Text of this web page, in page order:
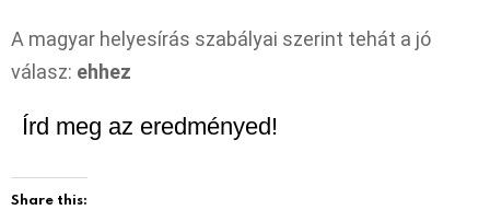
A magyar helyesírás szabályai szerint tehát a jó
válasz: ehhez
Írd meg az eredményed!
Share this: